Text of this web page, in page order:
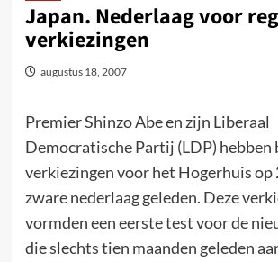
Japan. Nederlaag voor
verkiezingen
augustus 18, 2007
Premier Shinzo Abe en zijn Liberaal
Democratische Partij (LDP) hebben
verkiezingen voor het Hogerhuis op
zware nederlaag geleden. Deze
vormden een eerste test voor de
die slechts tien maanden geleden